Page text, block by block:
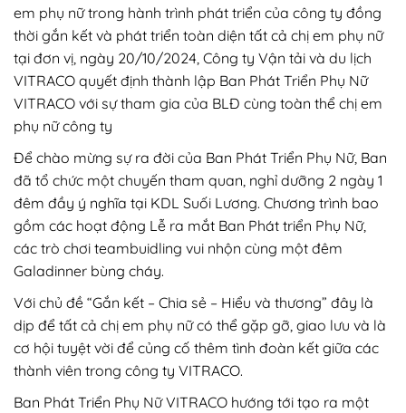
em phụ nữ trong hành trình phát triển của công ty đồng
thời gắn kết và phát triển toàn diện tất cả chị em phụ nữ
tại đơn vị, ngày 20/10/2024, Công ty Vận tải và du lịch
VITRACO quyết định thành lập Ban Phát Triển Phụ Nữ
VITRACO với sự tham gia của BLĐ cùng toàn thể chị em
phụ nữ công ty
Để chào mừng sự ra đời của Ban Phát Triển Phụ Nữ, Ban
đã tổ chức một chuyến tham quan, nghỉ dưỡng 2 ngày 1
đêm đầy ý nghĩa tại KDL Suối Lương. Chương trình bao
gồm các hoạt động Lễ ra mắt Ban Phát triển Phụ Nữ,
các trò chơi teambuidling vui nhộn cùng một đêm
Galadinner bùng cháy.
Với chủ đề “Gắn kết – Chia sẻ – Hiểu và thương” đây là
dịp để tất cả chị em phụ nữ có thể gặp gỡ, giao lưu và là
cơ hội tuyệt vời để củng cố thêm tình đoàn kết giữa các
thành viên trong công ty VITRACO.
Ban Phát Triển Phụ Nữ VITRACO hướng tới tạo ra một